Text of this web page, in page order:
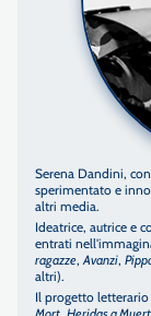
Serena Dandini,
sperimentato e
altri media.
Ideatrice, autrice e
entrati
ragazze,Avanzi,
altri).
Il progetto letterario